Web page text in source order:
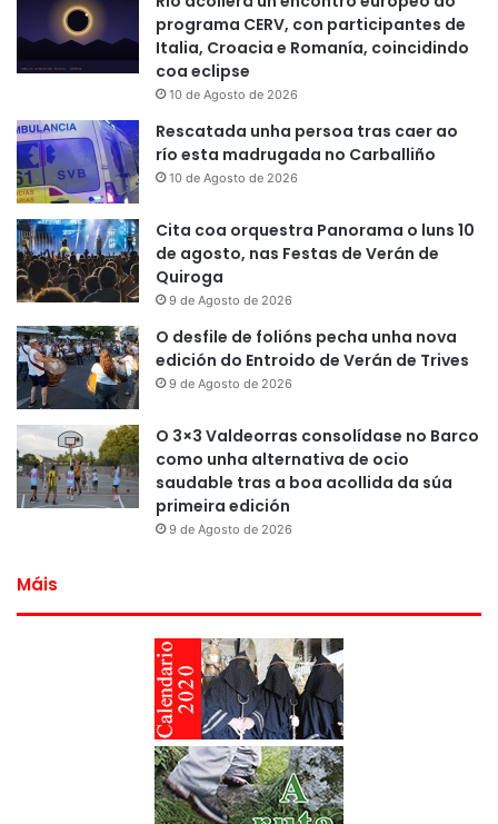
programa CERV, con participantes de
Italia, Croacia e Romanía, coincidindo
coa eclipse
10 de Agosto de 2026
Rescatada unha persoa tras caer ao
río esta madrugada no Carballiño
10 de Agosto de 2026
Cita coa orquestra Panorama o luns 10
de agosto, nas Festas de Verán de
Quiroga
9 de Agosto de 2026
O desfile de folións pecha unha nova
edición do Entroido de Verán de Trives
9 de Agosto de 2026
O 3×3 Valdeorras consolídase no Barco
como unha alternativa de ocio
saudable tras a boa acollida da súa
primeira edición
9 de Agosto de 2026
Máis